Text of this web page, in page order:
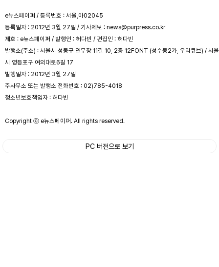
e뉴스페이퍼 / 등록번호 : 서울,아02045
등록일자 : 2012년 3월 27일 / 기사제보 : news@purpress.co.kr
제호 : e뉴스페이퍼 / 발행인 : 허다빈 / 편집인 : 허다빈
발행소(주소) : 서울시 성동구 연무장 11길 10, 2층 12FONT (성수동2가, 우리큐브) / 서울
시 영등포구 여의대로6길 17
발행일자 : 2012년 3월 27일
주사무소 또는 발행소 전화번호 : 02)785-4018
청소년보호책임자 : 허다빈
Copyright ⓒ e뉴스페이퍼. All rights reserved.
PC 버전으로 보기